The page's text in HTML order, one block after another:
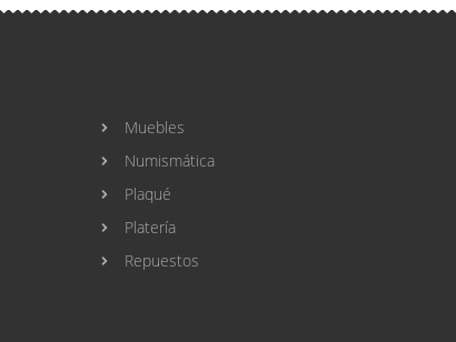
Muebles
Numismática
Plaqué
Platería
Repuestos